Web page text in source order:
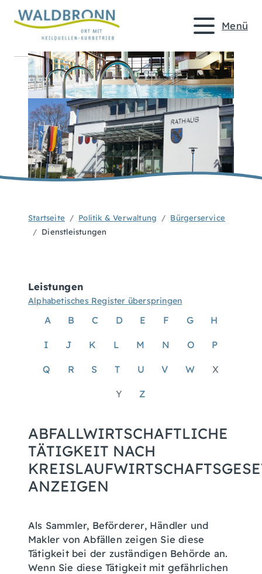
Menü
Startseite Politik & Verwaltung
Bürgerservice
Dienstleistungen
Leistungen
Alphabetisches Register überspringen
A B C D E F G H
I J K L M N O P
Q R S T U V W X
Y Z
ABFALLWIRTSCHAFTLICHE
TÄTIGKEIT NACH
ANZEIGEN
Als Sammler, Beförderer, Händler und
Makler von Abfällen zeigen Sie diese
Tätigkeit bei der zuständigen Behörde an.
Wenn Sie diese Tätigkeit mit gefährlichen